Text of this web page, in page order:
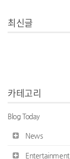
최신글
카테고리
Blog Today
News
Entertainment